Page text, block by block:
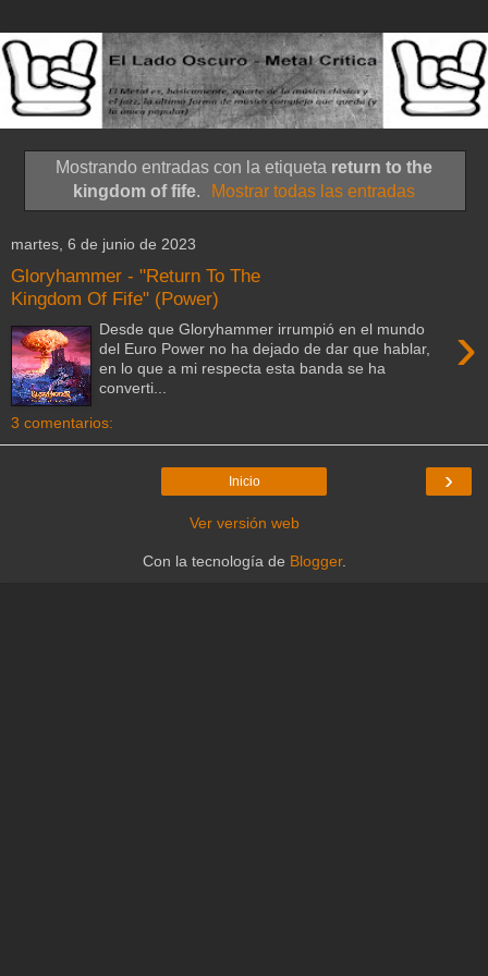
Mostrando entradas con la etiqueta return to the
kingdom of fife. Mostrar todas las entradas
martes, 6 de junio de 2023
Gloryhammer - "Return To The
Kingdom Of Fife" (Power)
›
Desde que Gloryhammer irrumpió en el mundo
del Euro Power no ha dejado de dar que hablar,
en lo que a mi respecta esta banda se ha
converti...
3 comentarios:
›
Inicio
Ver versión web
Con la tecnología de Blogger.